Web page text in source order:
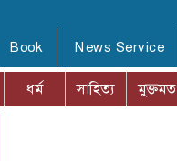
Book News Service
ধর্ম সাহিত্য মুক্তমত